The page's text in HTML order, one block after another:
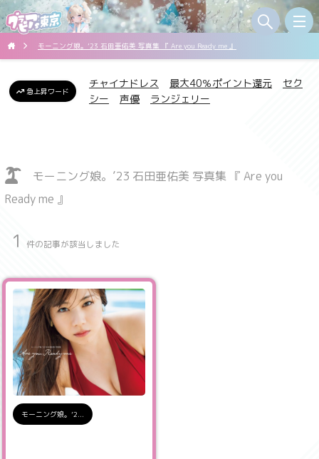
モーニング娘。’23 石田亜佑美 写真集 『 Are you Ready me 』
急上昇ワード
チャイナドレス 最大40％ポイント還元
セク
シー
声優 ランジェリー
モーニング娘。’23 石田亜佑美 写真集 『 Are you
Ready me 』
1 件の記事が該当しました
モーニング娘。’2...